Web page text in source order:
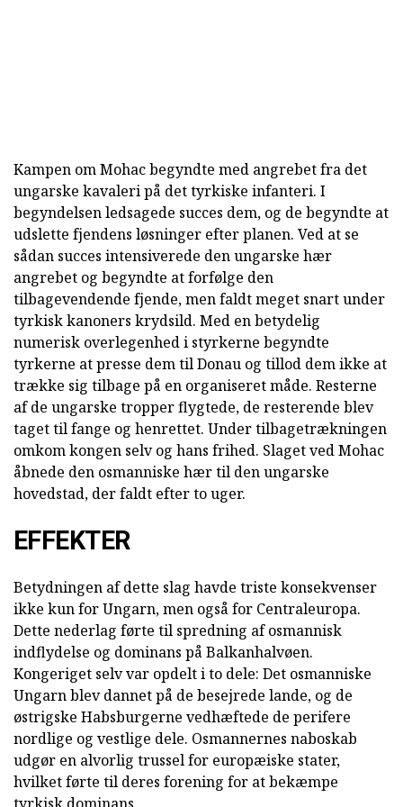
Kampen om Mohac begyndte med angrebet fra det
ungarske kavaleri på det tyrkiske infanteri. I
begyndelsen ledsagede succes dem, og de begyndte at
udslette fjendens løsninger efter planen. Ved at se
sådan succes intensiverede den ungarske hær
angrebet og begyndte at forfølge den
tilbagevendende fjende, men faldt meget snart under
tyrkisk kanoners krydsild. Med en betydelig
numerisk overlegenhed i styrkerne begyndte
tyrkerne at presse dem til Donau og tillod dem ikke at
trække sig tilbage på en organiseret måde. Resterne
af de ungarske tropper flygtede, de resterende blev
taget til fange og henrettet. Under tilbagetrækningen
omkom kongen selv og hans frihed. Slaget ved Mohac
åbnede den osmanniske hær til den ungarske
hovedstad, der faldt efter to uger.
EFFEKTER
Betydningen af dette slag havde triste konsekvenser
ikke kun for Ungarn, men også for Centraleuropa.
Dette nederlag førte til spredning af osmannisk
indflydelse og dominans på Balkanhalvøen.
Kongeriget selv var opdelt i to dele: Det osmanniske
Ungarn blev dannet på de besejrede lande, og de
østrigske Habsburgerne vedhæftede de perifere
nordlige og vestlige dele. Osmannernes naboskab
udgør en alvorlig trussel for europæiske stater,
hvilket førte til deres forening for at bekæmpe